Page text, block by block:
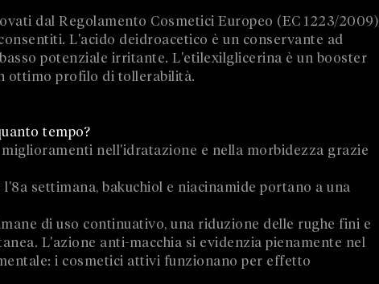
dal Regolamento Cosmetici Europeo (EC 1223/2009)
L'acido deidroacetico è un conservante ad
potenziale irritante. L'etilexilglicerina è un booster
ottimo profilo di tollerabilità.
tempo?
nell'idratazione e nella morbidezza grazie
settimana, bakuchiol e niacinamide portano a una
di uso continuativo, una riduzione delle rughe fini e
L'azione anti-macchia si evidenzia pienamente nel
i cosmetici attivi funzionano per effetto